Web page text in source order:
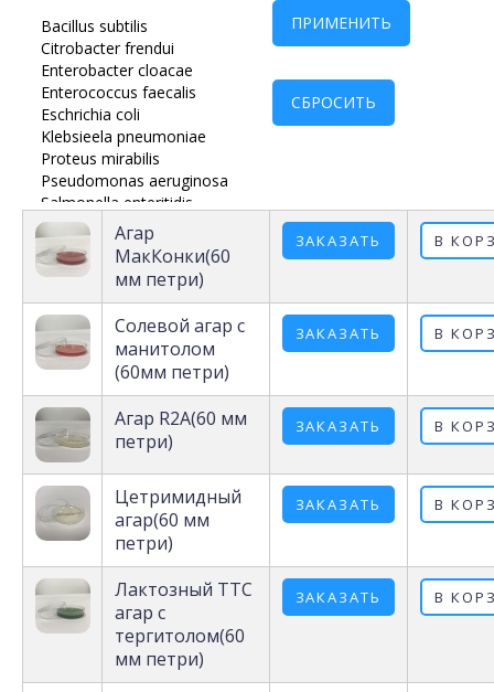
Агар
МакКонки(60
мм петри)
ЗАКАЗАТЬ В
Солевой агар с
манитолом
(60мм петри)
ЗАКАЗАТЬ В
Агар R2A(60 мм
петри)
ЗАКАЗАТЬ В
Цетримидный
агар(60 мм
петри)
ЗАКАЗАТЬ В
Лактозный ТТС
агар с
тергитолом(60
мм петри)
ЗАКАЗАТЬ В